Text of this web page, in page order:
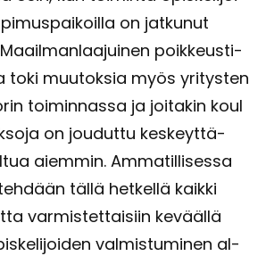
on jat­ku­nut
poik­keus­ti­
toki muu­tok­sia myös yri­tys­ten
toi­min­nas­sa ja joi­ta­kin kou­l
on jou­dut­tu kes­keyt­tä­
ai­em­min. Am­ma­til­li­ses­sa
tällä het­kel­lä kaik­ki
var­mis­tet­tai­siin ke­vääl­lä
val­mis­tu­mi­nen al­